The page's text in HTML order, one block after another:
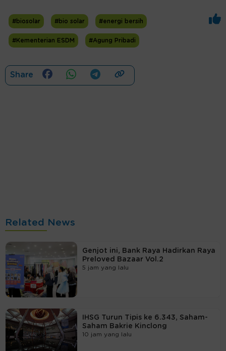
#biosolar #bio solar #energi bersih
#Kementerian ESDM #Agung Pribadi
Share
Related News
Genjot ini, Bank Raya Hadirkan Raya
Preloved Bazaar Vol.2
5 jam yang lalu
IHSG Turun Tipis ke 6.343, Saham-
Saham Bakrie Kinclong
10 jam yang lalu